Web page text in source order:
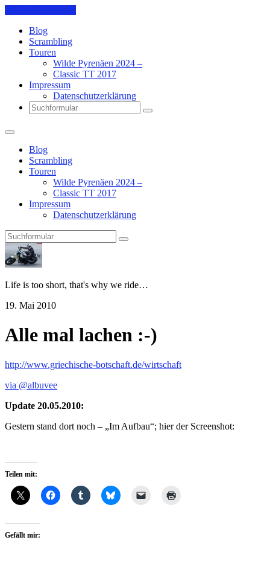
Blog
Scrambling
Touren
Wilde Pyrenäen 2024 –
Classic TT 2017
Impressum
Datenschutzerklärung
Search
Blog
Scrambling
Touren
Wilde Pyrenäen 2024 –
Classic TT 2017
Impressum
Datenschutzerklärung
Search
Pit's
Blog
Life is too short, that's why we ride…
19. Mai 2010
Alle mal lachen :-)
http://www.griechische-botschaft.de/wirtschaft
via @albuvee
Update 20.05.2010:
Gestern stand dort noch – „Im Aufbau“; hier der Screenshot:
Teilen mit:
Gefällt mir: